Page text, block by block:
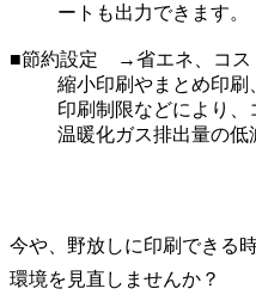
ートも出力できます。
■節約設定 →省エネ、コス
縮小印刷やまとめ印刷
印刷制限などにより、
温暖化ガス排出量の低
今や、野放しに印刷できる
環境を見直しませんか？